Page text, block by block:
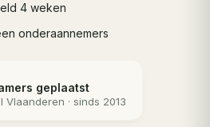
4 weken
onderaannemers
geplaatst
Vlaanderen · sinds 2013